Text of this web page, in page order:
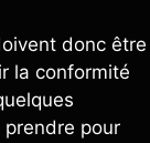
donc être
la conformité
prendre pour